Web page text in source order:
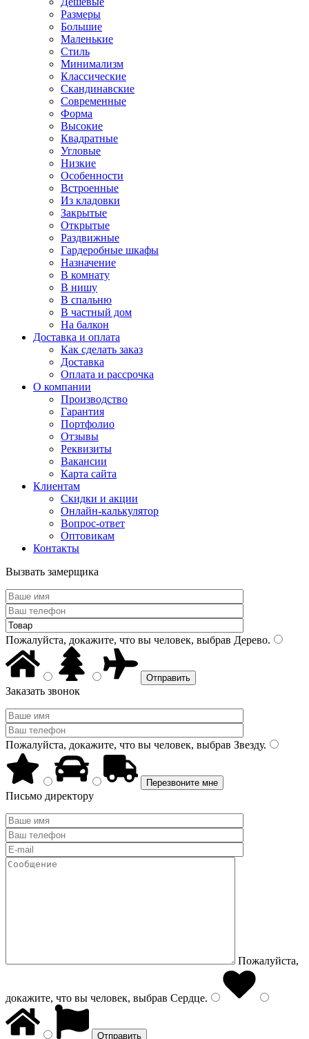
Размеры
Большие
Маленькие
Стиль
Минимализм
Классические
Скандинавские
Современные
Форма
Высокие
Квадратные
Угловые
Низкие
Особенности
Встроенные
Из кладовки
Закрытые
Открытые
Раздвижные
Гардеробные шкафы
Назначение
В комнату
В нишу
В спальню
В частный дом
На балкон
Доставка и оплата
Как сделать заказ
Доставка
Оплата и рассрочка
О компании
Производство
Гарантия
Портфолио
Отзывы
Реквизиты
Вакансии
Карта сайта
Клиентам
Скидки и акции
Онлайн-калькулятор
Вопрос-ответ
Оптовикам
Контакты
Вызвать замерщика
Пожалуйста, докажите, что вы человек, выбрав Дерево.
Заказать звонок
Пожалуйста, докажите, что вы человек, выбрав Звезду.
Письмо директору
Пожалуйста,
докажите, что вы человек, выбрав Сердце.